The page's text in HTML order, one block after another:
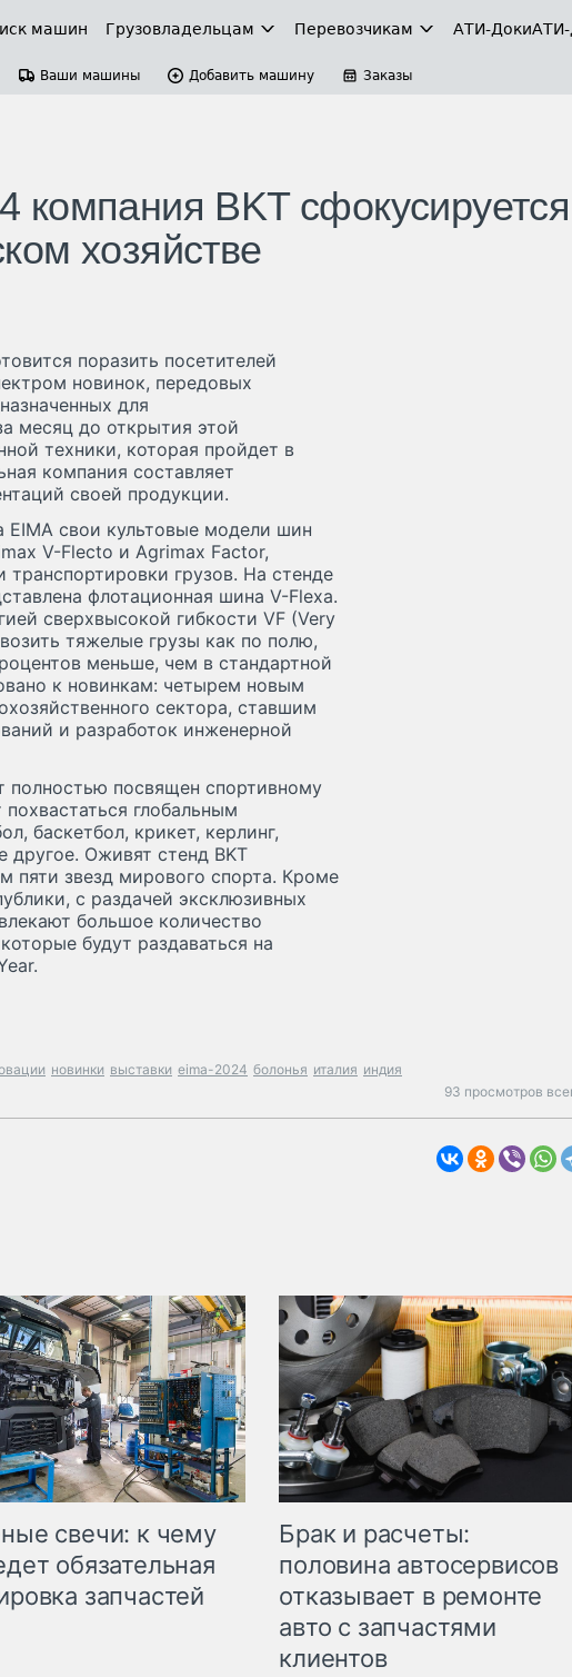
машин Грузовладельцам Перевозчикам АТИ-Доки
Ваши машины Добавить машину Заказы
компания BKT сфокусируется
хозяйстве
поразить посетителей
новинок, передовых
для
месяц до открытия этой
техники, которая пройдет в
компания составляет
своей продукции.
свои культовые модели шин
V-Flecto и Agrimax Factor,
грузов. На стенде
флотационная шина V-Flexa.
сверхвысокой гибкости VF (Very
тяжелые грузы как по полю,
меньше, чем в стандартной
к новинкам: четырем новым
сектора, ставшим
и разработок инженерной
полностью посвящен спортивному
глобальным
баскетбол, крикет, керлинг,
другое. Оживят стенд BKT
пяти звезд мирового спорта. Кроме
с раздачей эксклюзивных
большое количество
будут раздаваться на
новинки выставки eima-2024 болонья италия индия
93 просмотров
свечи: к чему
обязательная
запчастей
Брак и расчеты:
половина автосервисов
отказывает в ремонте
авто с запчастями
клиентов